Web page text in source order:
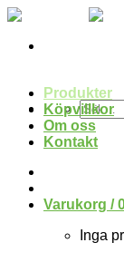
Skip
content
Sök
efter:
Varukorg /
Inga
Produkter
Köpvillkor
Om oss
Kontakt